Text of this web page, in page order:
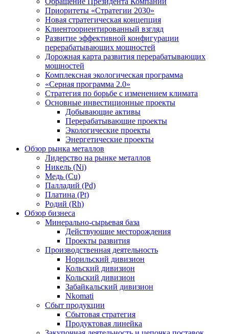
Приоритеты «Стратегии 2030»
Новая стратегическая концепция
Клиентоориентированный взгляд
Развитие эффективной конфигурации
перерабатывающих мощностей
Дорожная карта развития перерабатывающих
мощностей
Комплексная экологическая программа
«Серная программа 2.0»
Стратегия по борьбе с изменением климата
Основные инвестиционные проекты
Добывающие активы
Перерабатывающие проекты
Экологические проекты
Энергетические проекты
Обзор рынка металлов
Лидерство на рынке металлов
Никель (Ni)
Медь (Cu)
Палладий (Pd)
Платина (Pt)
Родий (Rh)
Обзор бизнеса
Минерально-сырьевая база
Действующие месторождения
Проекты развития
Производственная деятельность
Норильский дивизион
Кольский дивизион
Кольский дивизион
Забайкальский дивизион
Nkomati
Сбыт продукции
Сбытовая стратегия
Продуктовая линейка